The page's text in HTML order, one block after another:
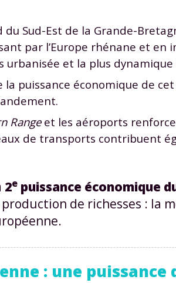
Sud-Est de la Grande-
par l’Europe rhénane et en
et la plus dynamique
puissance économique de
Rangeet les aéroports
de transports contribuent
2e puissance économique
de richesses : la
: une